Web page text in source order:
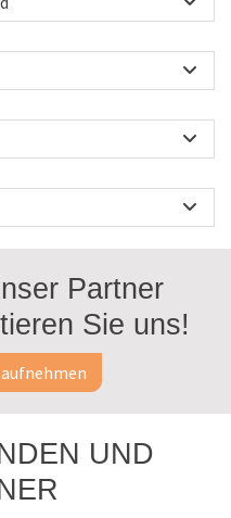



Partner
Sie uns!
UND